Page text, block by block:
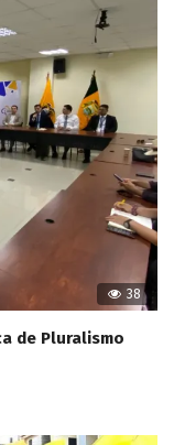
38
de Pluralismo